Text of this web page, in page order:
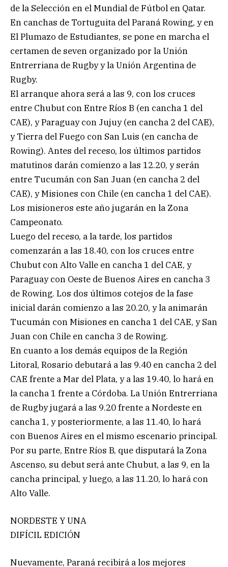
de la Selección en el Mundial de Fútbol en Qatar.
En canchas de Tortuguita del Paraná Rowing, y en
El Plumazo de Estudiantes, se pone en marcha el
certamen de seven organizado por la Unión
Entrerriana de Rugby y la Unión Argentina de
Rugby.
El arranque ahora será a las 9, con los cruces
entre Chubut con Entre Ríos B (en cancha 1 del
CAE), y Paraguay con Jujuy (en cancha 2 del CAE),
y Tierra del Fuego con San Luis (en cancha de
Rowing). Antes del receso, los últimos partidos
matutinos darán comienzo a las 12.20, y serán
entre Tucumán con San Juan (en cancha 2 del
CAE), y Misiones con Chile (en cancha 1 del CAE).
Los misioneros este año jugarán en la Zona
Campeonato.
Luego del receso, a la tarde, los partidos
comenzarán a las 18.40, con los cruces entre
Chubut con Alto Valle en cancha 1 del CAE, y
Paraguay con Oeste de Buenos Aires en cancha 3
de Rowing. Los dos últimos cotejos de la fase
inicial darán comienzo a las 20.20, y la animarán
Tucumán con Misiones en cancha 1 del CAE, y San
Juan con Chile en cancha 3 de Rowing.
En cuanto a los demás equipos de la Región
Litoral, Rosario debutará a las 9.40 en cancha 2 del
CAE frente a Mar del Plata, y a las 19.40, lo hará en
la cancha 1 frente a Córdoba. La Unión Entrerriana
de Rugby jugará a las 9.20 frente a Nordeste en
cancha 1, y posteriormente, a las 11.40, lo hará
con Buenos Aires en el mismo escenario principal.
Por su parte, Entre Ríos B, que disputará la Zona
Ascenso, su debut será ante Chubut, a las 9, en la
cancha principal, y luego, a las 11.20, lo hará con
Alto Valle.
NORDESTE Y UNA
DIFÍCIL EDICIÓN
Nuevamente, Paraná recibirá a los mejores